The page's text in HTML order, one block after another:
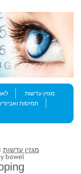
Menu
Skip to content
מגזין עדשות
תמיסות
מגזין עדשות
bowel.